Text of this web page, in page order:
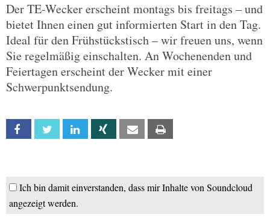
Der TE-Wecker erscheint montags bis freitags – und
bietet Ihnen einen gut informierten Start in den Tag.
Ideal für den Frühstückstisch – wir freuen uns, wenn
Sie regelmäßig einschalten. An Wochenenden und
Feiertagen erscheint der Wecker mit einer
Schwerpunktsendung.
Facebook Twitter Linkedin Xing Email
Ich bin damit einverstanden, dass mir Inhalte von Soundcloud
angezeigt werden.